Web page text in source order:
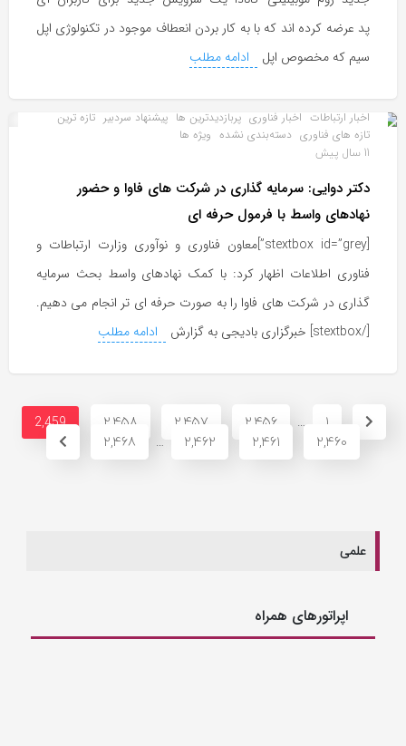
پد عرضه کرده اند که با به کار بردن انعطاف موجود در تکنولوژی اپل
سیم که مخصوص اپل
ادامه مطلب
اخبار ارتباطات اخبار فناوری پربازدیدترین ها پیشنهاد سردبیر تازه ترین
تازه های فناوری دسته‌بندی نشده ویژه ها
11 سال پیش
دکتر دوایی: سرمایه گذاری در شرکت های فاوا و حضور
نهادهای واسط با فرمول حرفه ای
[stextbox id=”grey”]معاون فناوری و نوآوری وزارت ارتباطات و
فناوری اطلاعات اظهار کرد: با کمک نهادهای واسط بحث سرمایه
گذاری در شرکت های فاوا را به صورت حرفه ای تر انجام می دهیم.
[/stextbox] خبرگزاری بادیجی به گزارش
ادامه مطلب
1
…
2,456
2,457
2,458
2,459
2,460
2,461
2,462
…
2,468
علمی
اپراتورهای همراه